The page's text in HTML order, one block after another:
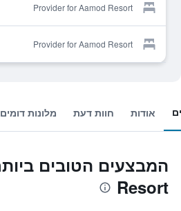
Provider for Aamod Resort
Provider for Aamod Resort
אודות חוות דעת מלונות דומים
Resort